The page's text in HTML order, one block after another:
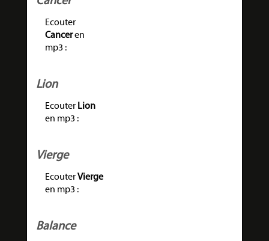
Ecouter
Canceren
mp3 :
Lion
Ecouter Lion
en mp3 :
Vierge
EcouterVierge
en mp3 :
Balance